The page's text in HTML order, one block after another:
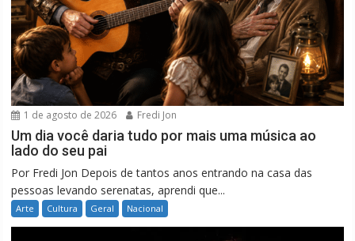
1 de agosto de 2026 Fredi Jon
Um dia você daria tudo por mais uma música ao
lado do seu pai
Por Fredi Jon Depois de tantos anos entrando na casa das
pessoas levando serenatas, aprendi que...
Arte Cultura Geral Nacional